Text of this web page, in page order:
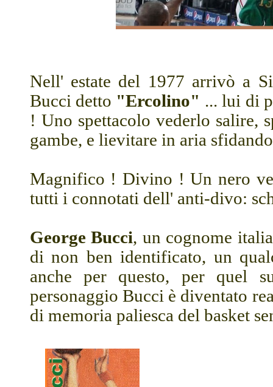
Nell' estate del 1977 arrivò a
Bucci detto "Ercolino" ... lui di
! Uno spettacolo vederlo salire,
gambe, e lievitare in aria
Magnifico ! Divino ! Un nero
tutti i connotati dell' anti-divo:
George Bucci, un cognome
di non ben identificato, un
anche per questo, per quel
personaggio Bucci è diventato
di memoria paliesca del basket